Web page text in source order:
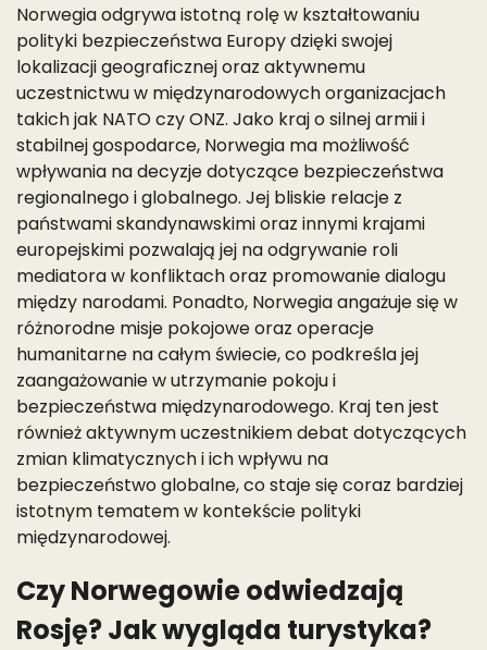
Norwegia odgrywa istotną rolę w kształtowaniu
polityki bezpieczeństwa Europy dzięki swojej
lokalizacji geograficznej oraz aktywnemu
uczestnictwu w międzynarodowych organizacjach
takich jak NATO czy ONZ. Jako kraj o silnej armii i
stabilnej gospodarce, Norwegia ma możliwość
wpływania na decyzje dotyczące bezpieczeństwa
regionalnego i globalnego. Jej bliskie relacje z
państwami skandynawskimi oraz innymi krajami
europejskimi pozwalają jej na odgrywanie roli
mediatora w konfliktach oraz promowanie dialogu
między narodami. Ponadto, Norwegia angażuje się w
różnorodne misje pokojowe oraz operacje
humanitarne na całym świecie, co podkreśla jej
zaangażowanie w utrzymanie pokoju i
bezpieczeństwa międzynarodowego. Kraj ten jest
również aktywnym uczestnikiem debat dotyczących
zmian klimatycznych i ich wpływu na
bezpieczeństwo globalne, co staje się coraz bardziej
istotnym tematem w kontekście polityki
międzynarodowej.
Czy Norwegowie odwiedzają
Rosję? Jak wygląda turystyka?